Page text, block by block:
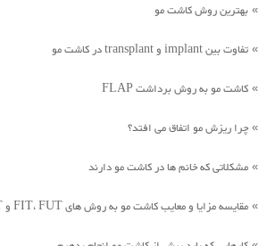
» بهترین روش کاشت مو
» تفاوت بین implant و transplant در کاشت مو
» کاشت مو به روش برداشت FLAP
» چرا ریزش مو اتفاق می افتد؟
» مشکلاتی که خانم ها در کاشت مو دارند
» مقایسه مزایا و معایب کاشت مو به روش های FIT، FUT و SUT